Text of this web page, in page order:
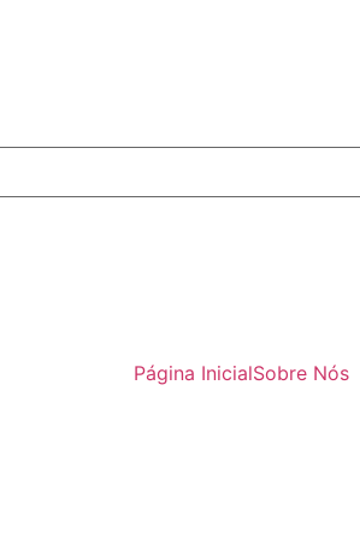
Página InicialSobre Nós